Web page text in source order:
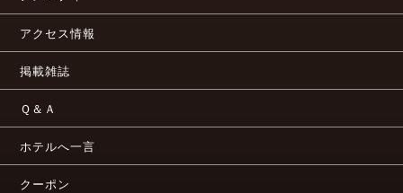
アクセス情報
掲載雑誌
Ｑ＆Ａ
ホテルへ一言
クーポン